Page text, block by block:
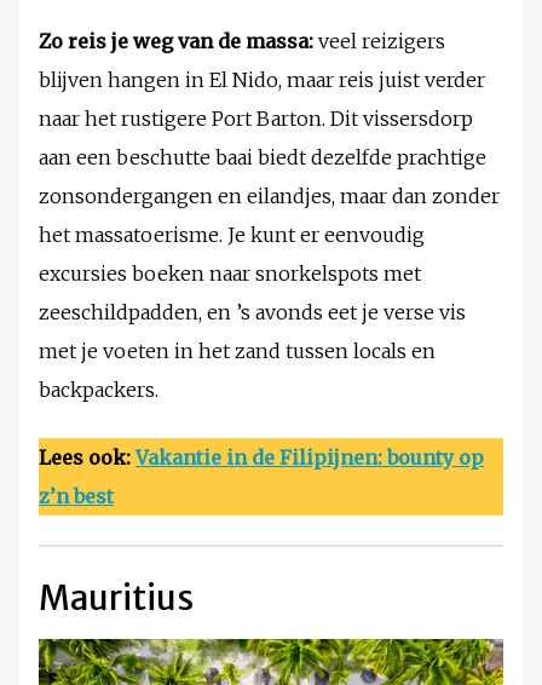
Zo reis je weg van de massa: veel reizigers
blijven hangen in El Nido, maar reis juist verder
naar het rustigere Port Barton. Dit vissersdorp
aan een beschutte baai biedt dezelfde prachtige
zonsondergangen en eilandjes, maar dan zonder
het massatoerisme. Je kunt er eenvoudig
excursies boeken naar snorkelspots met
zeeschildpadden, en ’s avonds eet je verse vis
met je voeten in het zand tussen locals en
backpackers.
Lees ook:Vakantie in de Filipijnen: bounty op
z’n best
Mauritius